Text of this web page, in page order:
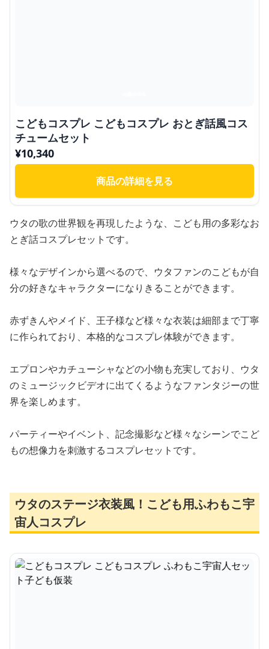
こどもコスプレ こどもコスプレ おとぎ話風コス
チュームセット
¥10,340
商品の詳細を見る
ウタの歌の世界観を再現したような、こども用の多彩なお
とぎ話コスプレセットです。
様々なデザインから選べるので、ウタファンのこどもが自
分の好きなキャラクターになりきることができます。
赤ずきんやメイド、王子様など様々な衣装は細部まで丁寧
に作られており、本格的なコスプレ体験ができます。
エプロンやカチューシャなどの小物も充実しており、ウタ
のミュージックビデオに出てくるようなファンタジーの世
界を楽しめます。
パーティーやイベント、記念撮影など様々なシーンでこど
もの想像力を刺激するコスプレセットです。
ウタのステージ衣装風！こども用ふわもこ宇
宙人コスプレ